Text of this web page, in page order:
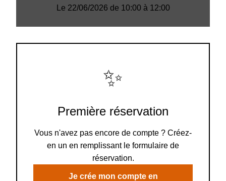
Le 22/06/2026 de 10:00 à 12:00
✨
Première réservation
Vous n'avez pas encore de compte ? Créez-
en un en remplissant le formulaire de
réservation.
Je crée mon compte en